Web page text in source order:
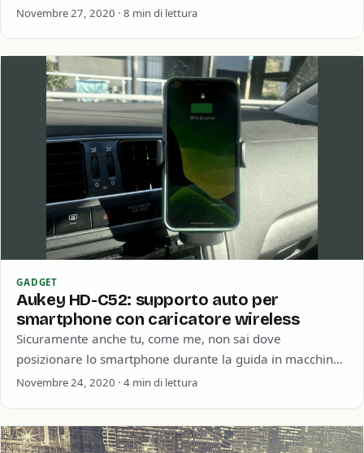
veramente l’imbarazzo della scelta. Possiamo…
Novembre 27, 2020 · 8 min di lettura
GADGET
Aukey HD-C52: supporto auto per
smartphone con caricatore wireless
Sicuramente anche tu, come me, non sai dove
posizionare lo smartphone durante la guida in macchina.
Ogni volta che lo metti da…
Novembre 24, 2020 · 4 min di lettura